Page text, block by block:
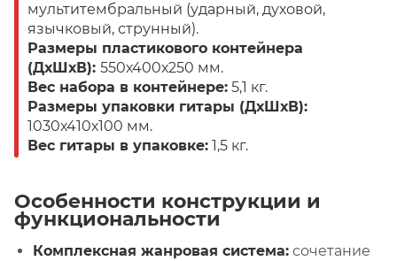
мультитембральный (ударный, духовой,
язычковый, струнный).
Размеры пластикового контейнера
(ДхШхВ): 550х400х250 мм.
Вес набора в контейнере: 5,1 кг.
Размеры упаковки гитары (ДхШхВ):
1030х410х100 мм.
Вес гитары в упаковке: 1,5 кг.
Особенности конструкции и
функциональности
Комплексная жанровая система: сочетание